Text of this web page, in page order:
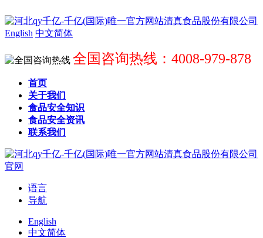
English 中文简体
全国咨询热线：4008-979-878
首页
关于我们
食品安全知识
食品安全资讯
联系我们
语言
导航
English
中文简体